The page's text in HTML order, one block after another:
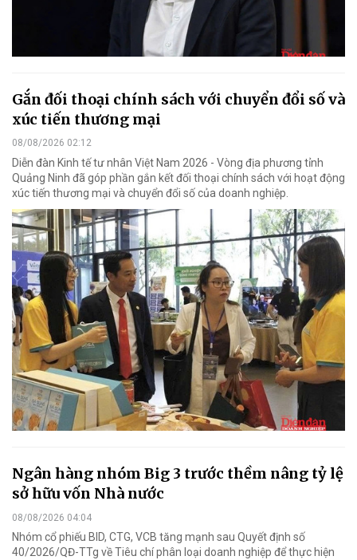
Gắn đối thoại chính sách với chuyển đổi số và
xúc tiến thương mại
08/08/2026 02:12
Diễn đàn Kinh tế tư nhân Việt Nam 2026 - Vòng địa phương tỉnh
Quảng Ninh đã góp phần gắn kết đối thoại chính sách với hoạt động
xúc tiến thương mại và chuyển đổi số của doanh nghiệp.
Ngân hàng nhóm Big 3 trước thềm nâng tỷ lệ
sở hữu vốn Nhà nước
08/08/2026 04:04
Nhóm cổ phiếu BID, CTG, VCB tăng mạnh sau Quyết định số
40/2026/QĐ-TTg về Tiêu chí phân loại doanh nghiệp để thực hiện